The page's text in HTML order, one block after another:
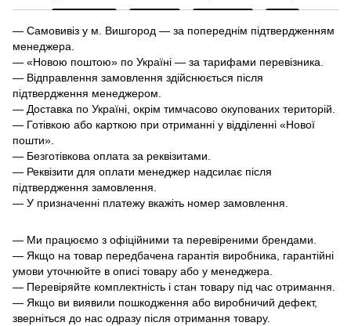
— Самовивіз у м. Вишгород — за попереднім підтвердженням
менеджера.
— «Новою поштою» по Україні — за тарифами перевізника.
— Відправлення замовлення здійснюється після
підтвердження менеджером.
— Доставка по Україні, окрім тимчасово окупованих територій.
— Готівкою або карткою при отриманні у відділенні «Нової
пошти».
— Безготівкова оплата за реквізитами.
— Реквізити для оплати менеджер надсилає після
підтвердження замовлення.
— У призначенні платежу вкажіть номер замовлення.
— Ми працюємо з офіційними та перевіреними брендами.
— Якщо на товар передбачена гарантія виробника, гарантійні
умови уточнюйте в описі товару або у менеджера.
— Перевіряйте комплектність і стан товару під час отримання.
— Якщо ви виявили пошкодження або виробничий дефект,
зверніться до нас одразу після отримання товару.